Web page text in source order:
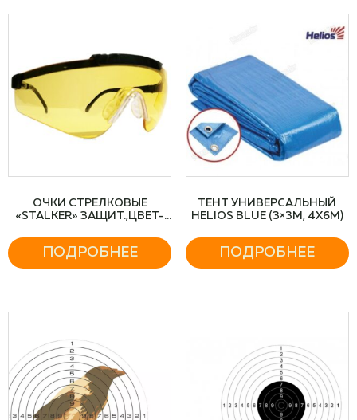
ОЧКИ СТРЕЛКОВЫЕ
«STALKER» ЗАЩИТ.,ЦВЕТ-
ПОДРОБНЕЕ
ТЕНТ УНИВЕРСАЛЬНЫЙ
HELIOS BLUE (3×3М, 4Х6М)
ПОДРОБНЕЕ